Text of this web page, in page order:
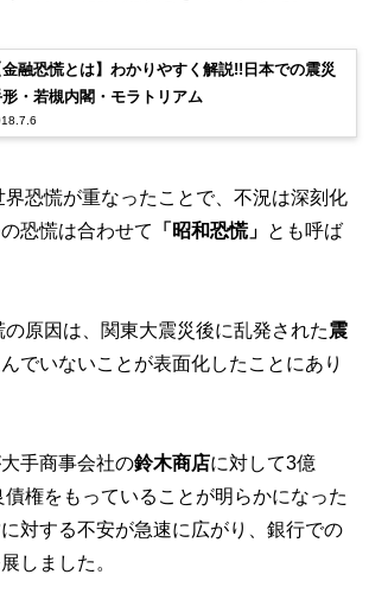
金融恐慌とは】わかりやすく解説!!日本での震災
形・若槻内閣・モラトリアム
界恐慌が重なったことで、不況は深刻化
恐慌は合わせて
「昭和恐慌」
とも呼ば
原因は、関東大震災後に乱発された震
でいないことが表面化したことにあり
手商事会社の鈴木商店に対して3億
権をもっていることが明らかになった
対する不安が急速に広がり、銀行での
しました。